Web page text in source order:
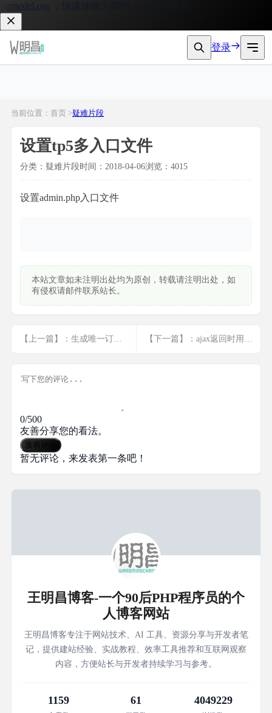
，快速体验大模型 API 接入服务。
登录
当前位置：首页 >疑难片段
设置tp5多入口文件
分类：疑难片段时间：2018-04-06浏览：4015
设置admin.php入口文件
本站文章如未注明出处均为原创，转载请注明出处，如
有侵权请邮件联系站长。
【上一篇】：生成唯一订单号 【下一篇】：ajax返回时用echo json_encode()
0/500
友善分享您的看法。
发布评论
暂无评论，来发表第一条吧！
王明昌博客-一个90后PHP程序员的个
人博客网站
王明昌博客专注于网站技术、AI 工具、资源分享与开发者笔
记，提供建站经验、实战教程、效率工具推荐和互联网观察
内容，方便站长与开发者持续学习与参考。
1159 61 4049229